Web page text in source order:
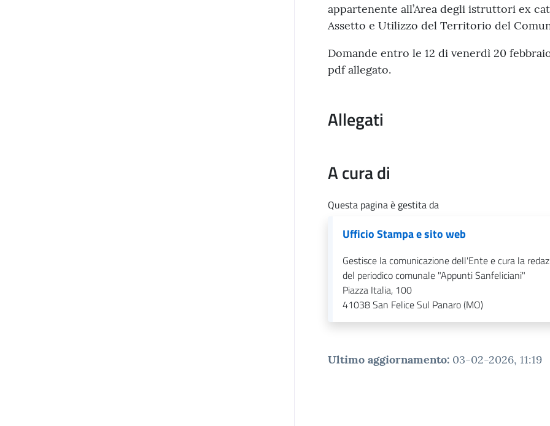
appartenente all’Area degli istruttori ex
Assetto e Utilizzo del Territorio del
Domande entro le 12 di venerdì 20
pdf allegato.
Allegati
A cura di
Questa pagina è gestita da
Ufficio Stampa e sito web
Gestisce la comunicazione dell'Ente e cura la
del periodico comunale "Appunti Sanfeliciani"
Piazza Italia, 100
41038San Felice Sul Panaro (MO)
Ultimo aggiornamento: 03-02-2026, 11:19